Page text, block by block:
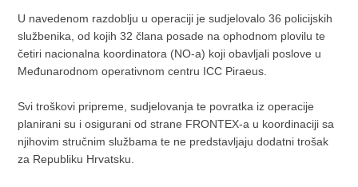
U navedenom razdoblju u operaciji je sudjelovalo 36 policijskih
službenika, od kojih 32 člana posade na ophodnom plovilu te
četiri nacionalna koordinatora (NO-a) koji obavljali poslove u
Međunarodnom operativnom centru ICC Piraeus.
Svi troškovi pripreme, sudjelovanja te povratka iz operacije
planirani su i osigurani od strane FRONTEX-a u koordinaciji sa
njihovim stručnim službama te ne predstavljaju dodatni trošak
za Republiku Hrvatsku.